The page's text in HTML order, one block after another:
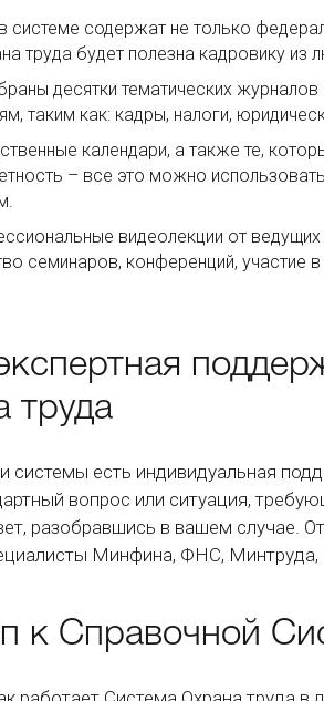
системе содержат не только
труда будет полезна кадровику из
десятки тематических журналов
таким как: кадры, налоги,
календари, а также те,
– все это можно
видеолекции от
семинаров, конференций, участие
труда
системы есть индивидуальная
вопрос или ситуация,
разобравшись в вашем случае.
Минфина, ФНС, Минтруда,
к Справочной